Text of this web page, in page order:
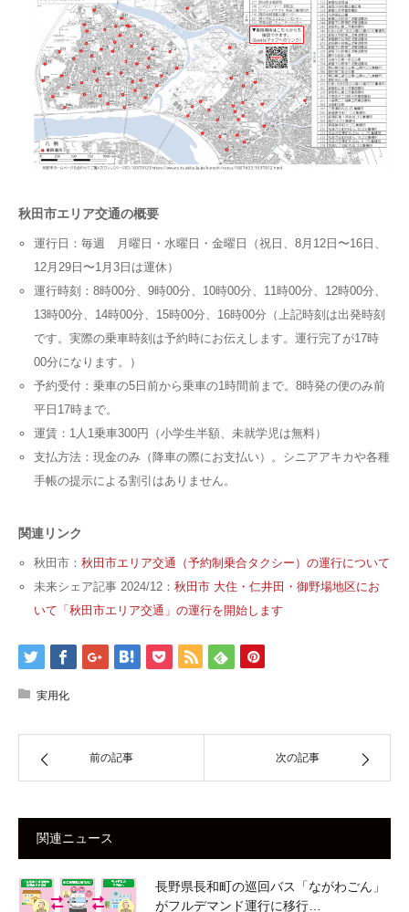
秋田市エリア交通の概要
運行日：毎週 月曜日・水曜日・金曜日（祝日、8月12日〜16日、
12月29日〜1月3日は運休）
運行時刻：8時00分、9時00分、10時00分、11時00分、12時00分、
13時00分、14時00分、15時00分、16時00分（上記時刻は出発時刻
です。実際の乗車時刻は予約時にお伝えします。運行完了が17時
00分になります。）
予約受付：乗車の5日前から乗車の1時間前まで。8時発の便のみ前
平日17時まで。
運賃：1人1乗車300円（小学生半額、未就学児は無料）
支払方法：現金のみ（降車の際にお支払い）。シニアアキカや各種
手帳の提示による割引はありません。
関連リンク
秋田市： 秋田市エリア交通（予約制乗合タクシー）の運行について
未来シェア記事 2024/12： 秋田市 大住・仁井田・御野場地区にお
いて「秋田市エリア交通」の運行を開始します
実用化
前の記事 次の記事
関連ニュース
長野県長和町の巡回バス「ながわごん」
がフルデマンド運行に移行…